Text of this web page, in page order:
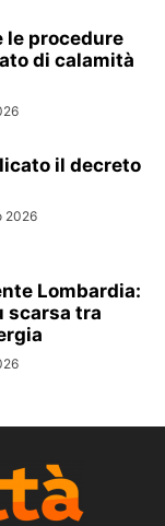
le procedure
di calamità
il decreto
2026
Lombardia:
scarsa tra